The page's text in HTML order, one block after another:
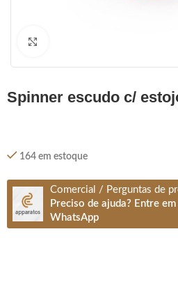
spinner escudo c/
164 em estoque
Comercial / Perguntas de
Preciso de ajuda? Entre
WhatsApp